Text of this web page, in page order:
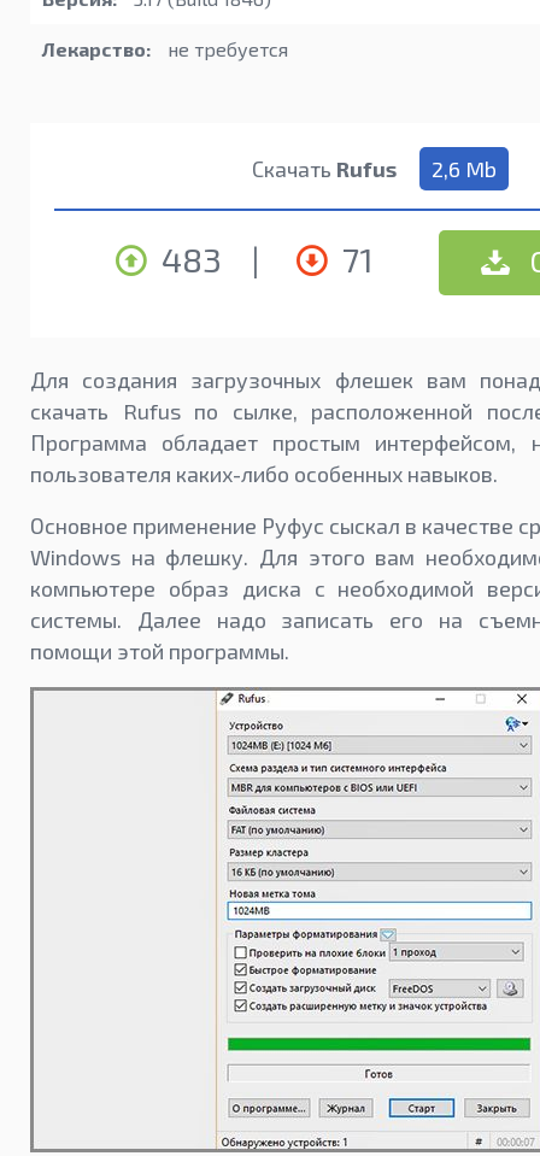
Лекарство: не требуется
Скачать Rufus 2,6 Mb
483 | 71
Для создания загрузочных флешек вам
скачать Rufus по сылке, расположенной
Программа обладает простым
пользователя каких-либо особенных навыков.
Основное применение Руфус сыскал в качестве
Windows на флешку. Для этого вам
компьютере образ диска с необходимой
системы. Далее надо записать его на
помощи этой программы.